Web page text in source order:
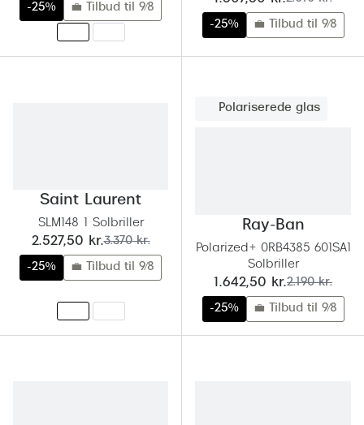
-25% 💼 Tilbud til 9/8
-25% 💼 Tilbud til 9/8
Saint Laurent
SLM148 1 Solbriller
nu:
2.527,50 kr.før:
3.370 kr.
-25% 💼 Tilbud til 9/8
Polariserede glas
Ray-Ban
Polarized+ 0RB4385 601SA1
Solbriller
nu:
1.642,50 kr.før:
2.190 kr.
-25% 💼 Tilbud til 9/8